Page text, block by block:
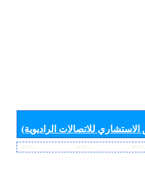
للاتصالات الراديوية)